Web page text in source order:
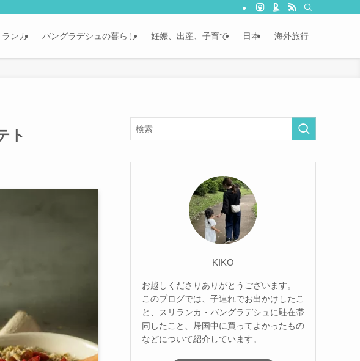
ランカ バングラデシュの暮らし 妊娠、出産、子育て 日本 海外旅行
ト
KIKO
お越しくださりありがとうございます。
このブログでは、子連れでお出かけしたこ
と、スリランカ・バングラデシュに駐在帯
同したこと、帰国中に買ってよかったもの
などについて紹介しています。